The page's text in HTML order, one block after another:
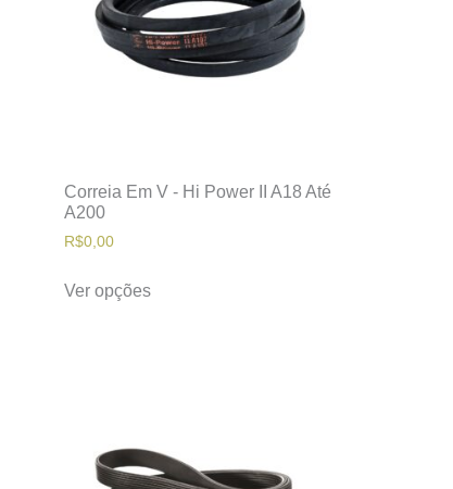
Correia Em V - Hi Power II A18 Até
A200
R$0,00
Ver opções